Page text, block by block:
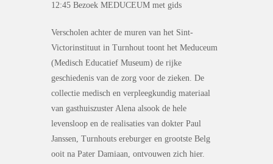
12:45 Bezoek MEDUCEUM met gids
Verscholen achter de muren van het Sint-
Victorinstituut in Turnhout toont het Meduceum
(Medisch Educatief Museum) de rijke
geschiedenis van de zorg voor de zieken. De
collectie medisch en verpleegkundig materiaal
van gasthuiszuster Alena alsook de hele
levensloop en de realisaties van dokter Paul
Janssen, Turnhouts ereburger en grootste Belg
ooit na Pater Damiaan, ontvouwen zich hier.